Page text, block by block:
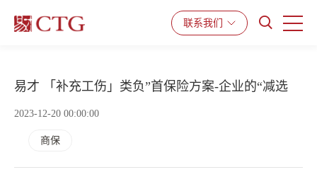
产品与服务 解决方案 资源中心
联系我们
易才 「补充工伤」类负”首保险方案-企业的“减选
2023-12-20 00:00:00
商保